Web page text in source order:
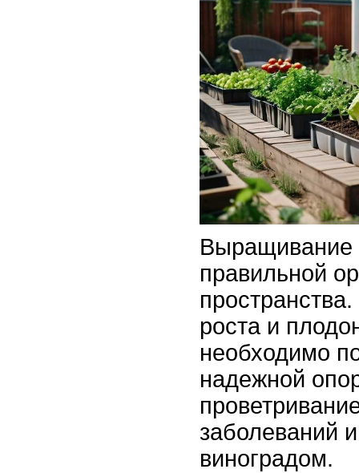
Выращивание
правильной
роста и
необходимо
надежной
заболеваний
виноградом.